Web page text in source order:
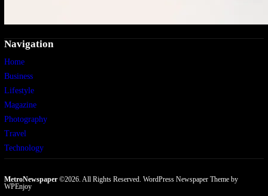
Navigation
Home
Business
Lifestyle
Magazine
Photography
Travel
Technology
MetroNewspaper©2026. All Rights Reserved. WordPress Newspaper Themeby
WPEnjoy